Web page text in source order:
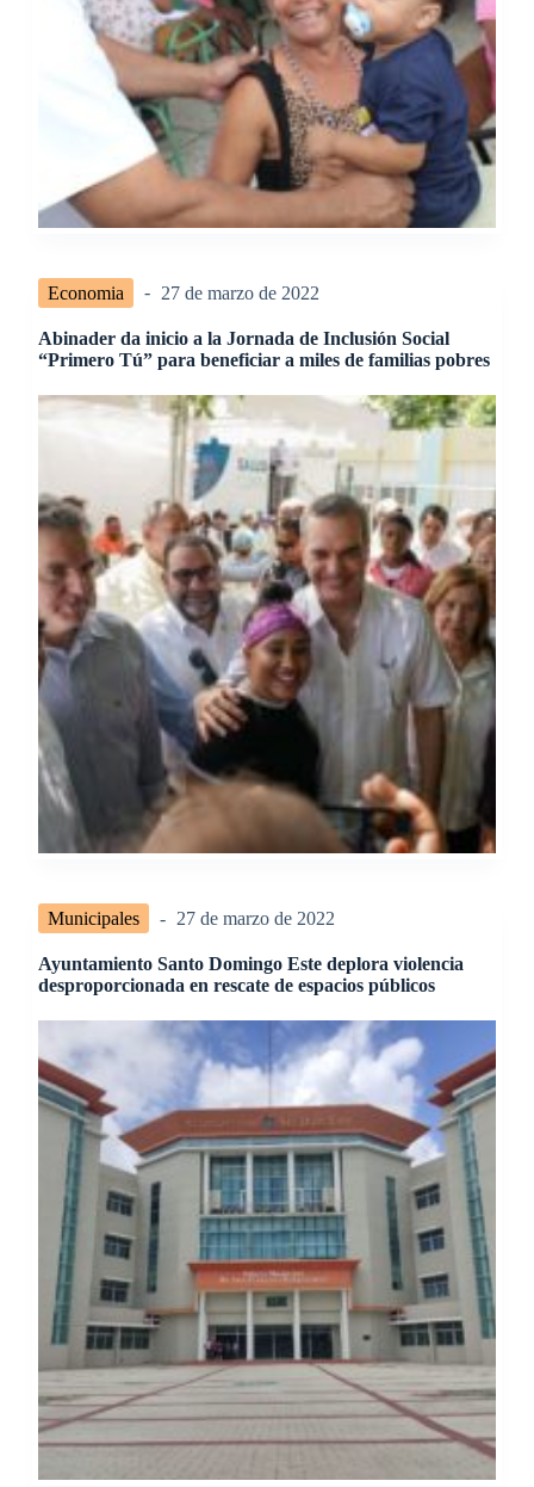
Economia 27 de marzo de 2022
Abinader da inicio a la Jornada de Inclusión Social
“Primero Tú” para beneficiar a miles de familias pobres
Municipales 27 de marzo de 2022
Ayuntamiento Santo Domingo Este deplora violencia
desproporcionada en rescate de espacios públicos